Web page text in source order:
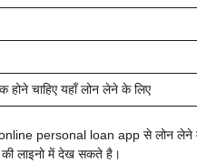
होने चाहिए यहाँ लोन लेने के लिए
personal loan app से लोन लेने
लाइनो में देख सकते है।